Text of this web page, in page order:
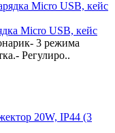
Micro USB, кейс
3 режима
Регулиро..